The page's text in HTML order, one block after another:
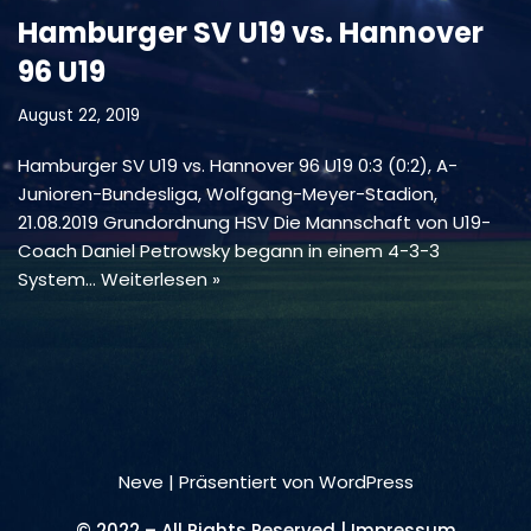
Hamburger SV U19 vs. Hannover
96 U19
August 22, 2019
Hamburger SV U19 vs. Hannover 96 U19 0:3 (0:2), A-
Junioren-Bundesliga, Wolfgang-Meyer-Stadion,
21.08.2019 Grundordnung HSV Die Mannschaft von U19-
Coach Daniel Petrowsky begann in einem 4-3-3
System… Weiterlesen »
Neve | Präsentiert von WordPress